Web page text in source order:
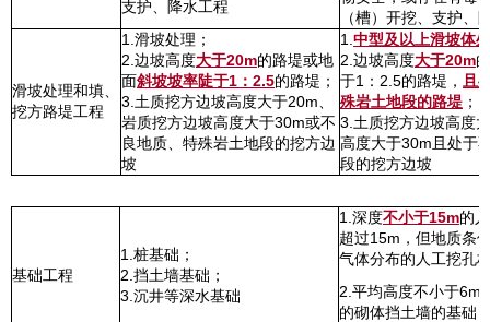
支护、降水工程
（槽）开挖、支护、
滑坡处理和填、
挖方路堤工程
1.滑坡处理；
2.边坡高度大于20m的路堤或地
面斜坡坡率陡于1：2.5的路堤；
3.土质挖方边坡高度大于20m、
岩质挖方边坡高度大于30m或不
良地质、特殊岩土地段的挖方边
坡
1. 中型及以上滑坡体
2.边坡高度大于20m
于1：2.5的路堤，
且
殊岩土地段的路堤 ；
3.土质挖方边坡高度
高度大于30m且处于
段的挖方边坡
基础工程
1.桩基础；
2.挡土墙基础；
3.沉井等深水基础
1.深度不小于15m的
超过15m，但地质条
气体分布的人工挖孔
2.平均高度不小于6m
的砌体挡土墙的基础